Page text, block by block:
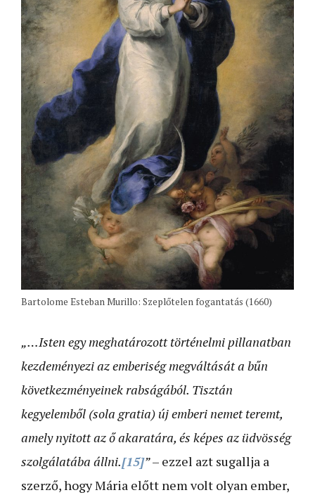
Bartolome Esteban Murillo: Szeplőtelen fogantatás (1660)
„…Isten egy meghatározott történelmi pillanatban
kezdeményezi az emberiség megváltását a bűn
következményeinek rabságából. Tisztán
kegyelemből (sola gratia) új emberi nemet teremt,
amely nyitott az ő akaratára, és képes az üdvösség
szolgálatába állni.[15]”– ezzel azt sugallja a
szerző, hogy Mária előtt nem volt olyan ember,